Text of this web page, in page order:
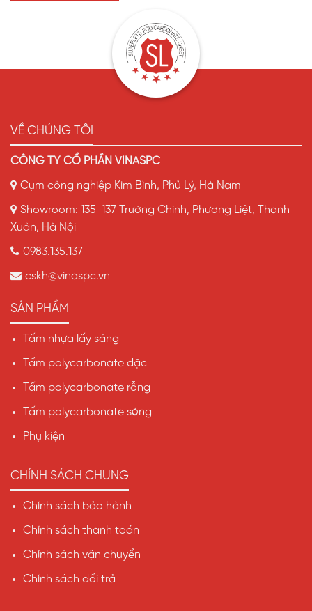
VINASPC
Công ty Cổ phần VINASPC với hơn 18 năm kinh nghiệm,
bậc nhất với 5 dây chuyền hiện đại công nghệ châu Âu,
VỀ CHÚNG TÔI
CÔNG TY CỔ PHẦN VINASPC
Cụm công nghiệp Kim Bình, Phủ Lý, Hà Nam
Showroom: 135-137 Trường Chinh, Phương Liệt, Thanh
Xuân, Hà Nội
0983.135.137
cskh@vinaspc.vn
SẢN PHẨM
Tấm nhựa lấy sáng
Tấm polycarbonate đặc
Tấm polycarbonate rỗng
Tấm polycarbonate sóng
Phụ kiện
CHÍNH SÁCH CHUNG
Chính sách bảo hành
Chính sách thanh toán
Chính sách vận chuyển
Chính sách đổi trả